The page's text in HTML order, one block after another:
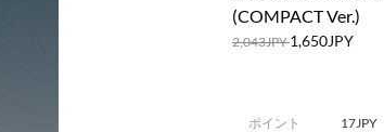
(COMPACT Ver.)
2,043JPY1,650JPY
ポイント
17JPY